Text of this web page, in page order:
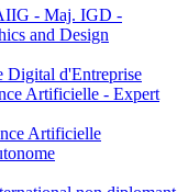
- Maj. IGD -
and Design
Digital d'Entreprise
Artificielle - Expert
Artificielle